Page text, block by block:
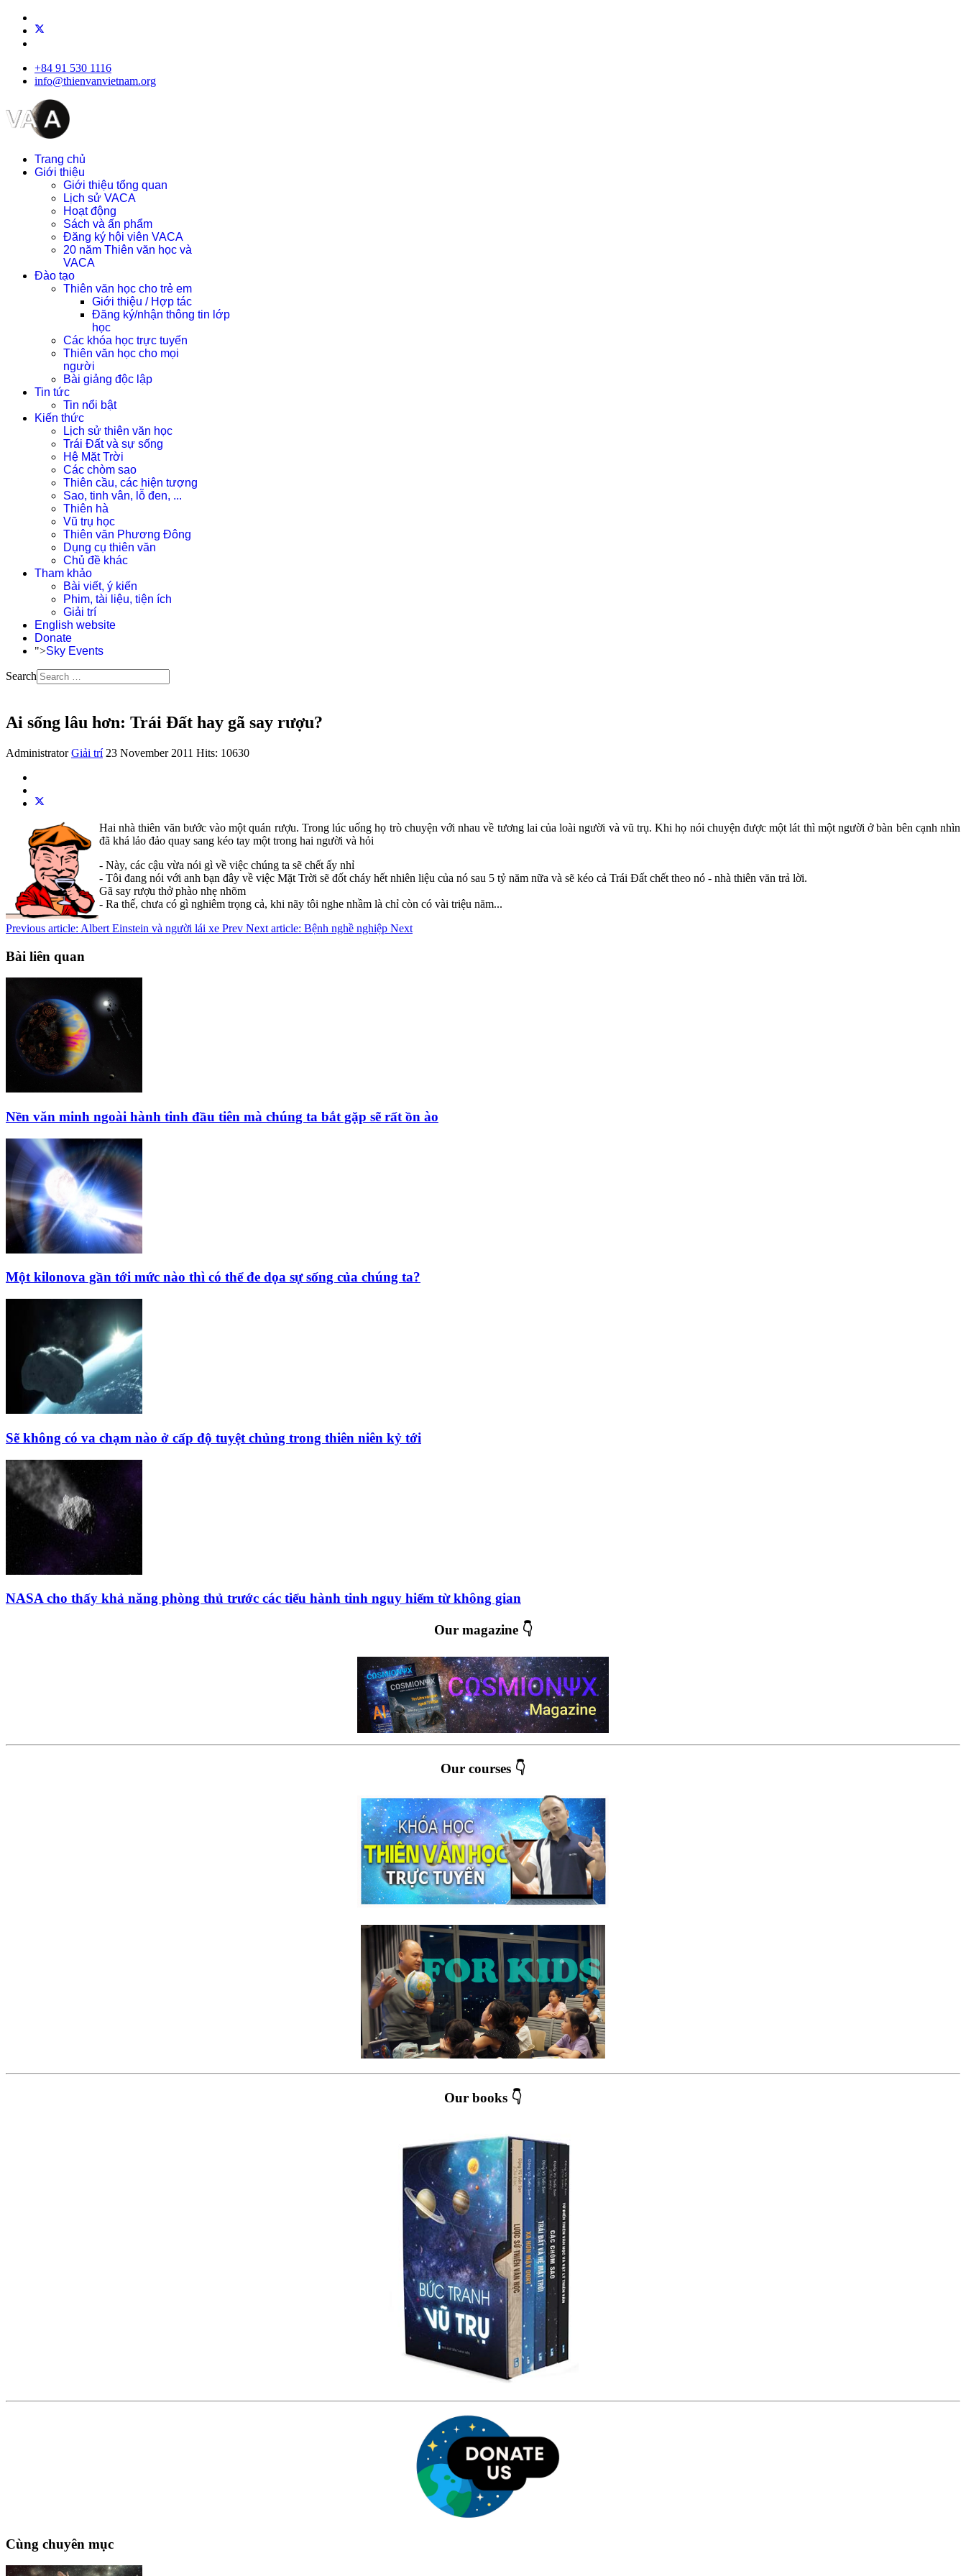
+84 91 530 1116
info@thienvanvietnam.org
Trang chủ
Giới thiệu
Giới thiệu tổng quan
Lịch sử VACA
Hoạt động
Sách và ấn phẩm
Đăng ký hội viên VACA
20 năm Thiên văn học và
VACA
Đào tạo
Thiên văn học cho trẻ em
Giới thiệu / Hợp tác
Đăng ký/nhận thông tin lớp
học
Các khóa học trực tuyến
Thiên văn học cho mọi
người
Bài giảng độc lập
Tin tức
Tin nổi bật
Kiến thức
Lịch sử thiên văn học
Trái Đất và sự sống
Hệ Mặt Trời
Các chòm sao
Thiên cầu, các hiện tượng
Sao, tinh vân, lỗ đen, ...
Thiên hà
Vũ trụ học
Thiên văn Phương Đông
Dụng cụ thiên văn
Chủ đề khác
Tham khảo
Bài viết, ý kiến
Phim, tài liệu, tiện ích
Giải trí
English website
Donate
">Sky Events
Search
Ai sống lâu hơn: Trái Đất hay gã say rượu?
Administrator Giải trí 23 November 2011 Hits: 10630
Hai nhà thiên văn bước vào một quán rượu. Trong lúc uống họ trò chuyện với nhau về tương lai của loài người và vũ trụ. Khi họ nói chuyện được một lát thì một người ở bàn bên cạnh nhìn
đã khá lảo đảo quay sang kéo tay một trong hai người và hỏi
- Này, các cậu vừa nói gì về việc chúng ta sẽ chết ấy nhỉ
- Tôi đang nói với anh bạn đây về việc Mặt Trời sẽ đốt cháy hết nhiên liệu của nó sau 5 tỷ năm nữa và sẽ kéo cả Trái Đất chết theo nó - nhà thiên văn trả lời.
Gã say rượu thở phào nhẹ nhõm
- Ra thế, chưa có gì nghiêm trọng cả, khi nãy tôi nghe nhầm là chỉ còn có vài triệu năm...
Previous article: Albert Einstein và người lái xe Prev Next article: Bệnh nghề nghiệp Next
Bài liên quan
Nền văn minh ngoài hành tinh đầu tiên mà chúng ta bắt gặp sẽ rất ồn ào
Một kilonova gần tới mức nào thì có thể đe dọa sự sống của chúng ta?
Sẽ không có va chạm nào ở cấp độ tuyệt chủng trong thiên niên kỷ tới
NASA cho thấy khả năng phòng thủ trước các tiểu hành tinh nguy hiểm từ không gian
Our magazine 👇
Our courses 👇
Our books 👇
Cùng chuyên mục